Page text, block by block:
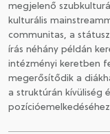
megjelenő
kulturális
communitas, a
írás néhány példán
intézményi keretben
megerősítődik a
a struktúrán kívüliség